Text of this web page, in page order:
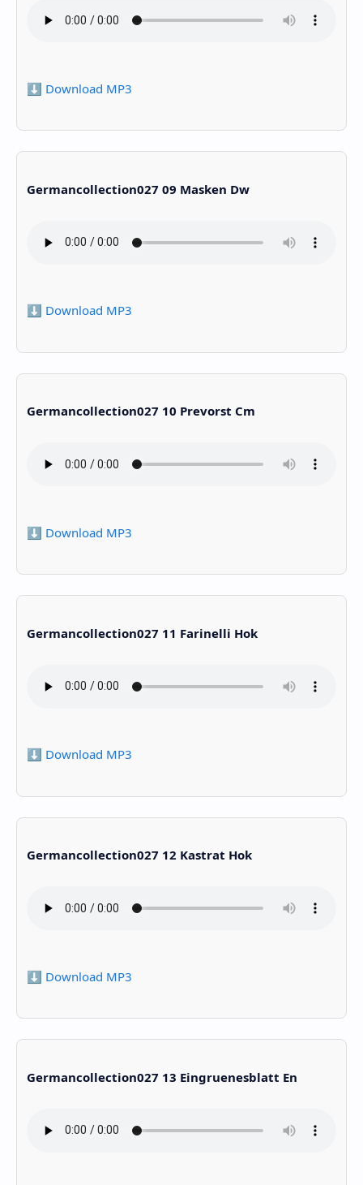
⬇️ Download MP3
Germancollection027 09 Masken Dw
⬇️ Download MP3
Germancollection027 10 Prevorst Cm
⬇️ Download MP3
Germancollection027 11 Farinelli Hok
⬇️ Download MP3
Germancollection027 12 Kastrat Hok
⬇️ Download MP3
Germancollection027 13 Eingruenesblatt En